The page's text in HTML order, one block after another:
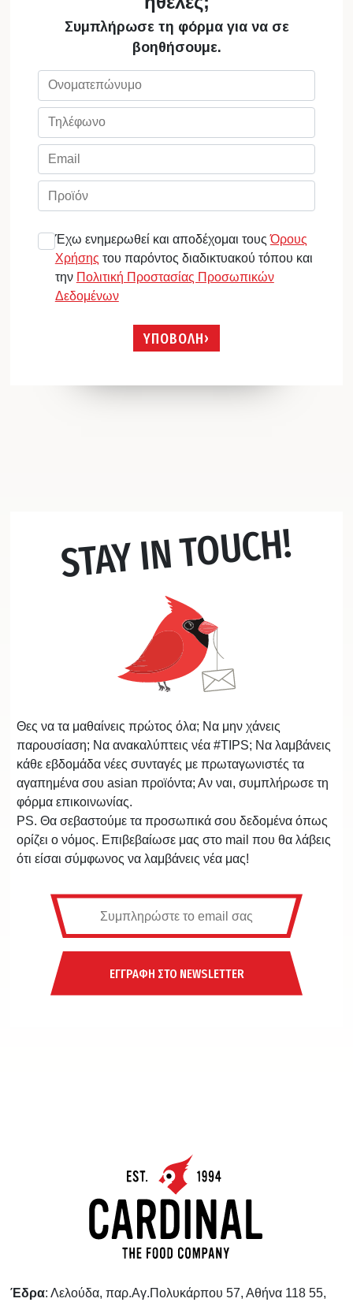
Συμπλήρωσε τη φόρμα για να σε
βοηθήσουμε.
Έχω ενημερωθεί και αποδέχομαι τουςΌρους
Χρήσης του παρόντος διαδικτυακού τόπου και
την Πολιτική Προστασίας Προσωπικών
Δεδομένων
ΥΠΟΒΟΛΗ
STAY IN TOUCH!
Θες να τα μαθαίνεις πρώτος όλα; Να μην χάνεις
παρουσίαση; Να ανακαλύπτεις νέα #TIPS; Να λαμβάνεις
κάθε εβδομάδα νέες συνταγές με πρωταγωνιστές τα
αγαπημένα σου asian προϊόντα; Αν ναι, συμπλήρωσε τη
φόρμα επικοινωνίας.
PS. Θα σεβαστούμε τα προσωπικά σου δεδομένα όπως
ορίζει ο νόμος. Επιβεβαίωσε μας στο mail που θα λάβεις
ότι είσαι σύμφωνος να λαμβάνεις νέα μας!
ΕΓΓΡΑΦΗ ΣΤΟ NEWSLETTER
Έδρα: Λελούδα, παρ.Αγ.Πολυκάρπου 57, Αθήνα 118 55,